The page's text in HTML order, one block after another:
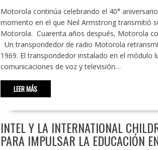
Motorola continúa celebrando el 40°
momento en el que Neil Armstrong transmitió
Motorola. Cuarenta años después, Motorola
Un transpondedor de radio Motorola
1969. El transpondedor instalado en el
comunicaciones de voz y televisión…
LEER MÁS
INTEL Y LA INTERNATIONAL
PARA IMPULSAR LA EDUCACIÓN